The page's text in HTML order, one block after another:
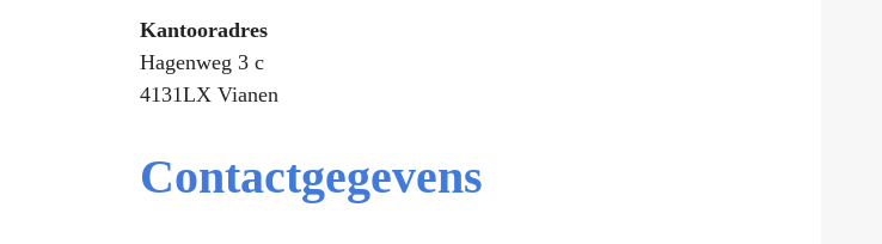
Kantooradres
Hagenweg 3 c
4131LX Vianen
Contactgegevens